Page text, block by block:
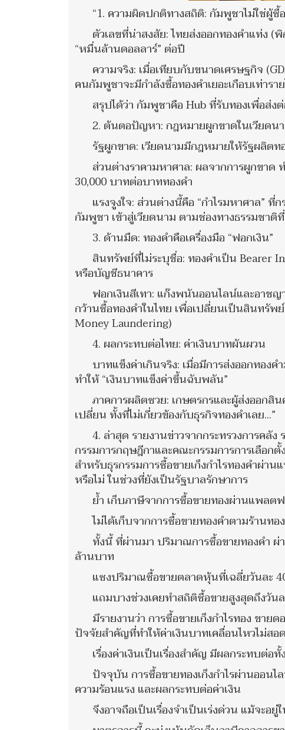
“1. ความผิดปกติทางสถิติ: กัมพูชาไม่ใช่ผู้ซื้
ตัวเลขที่น่าสงสัย: ไทยส่งออกทองคำแท่ง
“หมื่นล้านดอลลาร์” ต่อปี
ความจริง: เมื่อเทียบกับขนาดเศรษฐกิจ
คนกัมพูชาจะมีกำลังซื้อทองคำเยอะเกือบเท่ารา
สรุปได้ว่า กัมพูชาคือ Hub ที่รับทองเพื่อส่ง
2. ต้นตอปัญหา: กฎหมายผูกขาดในเวียดน
รัฐผูกขาด: เวียดนามมีกฎหมายให้รัฐผลิตท
ส่วนต่างราคามหาศาล: ผลจากการผูกขาด
30,000 บาทต่อบาททองคำ
แรงจูงใจ: ส่วนต่างนี้คือ “กำไรมหาศาล”
กัมพูชา เข้าสู่เวียดนาม ตามช่องทางธรรมชา
3. ด้านมืด: ทองคำคือเครื่องมือ “ฟอกเงิน”
สินทรัพย์ที่ไม่ระบุชื่อ: ทองคำเป็น Bearer
หรือบัญชีธนาคาร
ฟอกเงินสีเทา: แก๊งพนันออนไลน์และอาช
กว้านซื้อทองคำในไทย เพื่อเปลี่ยนเป็นสินทรัพ
Money Laundering)
4. ผลกระทบต่อไทย: ค่าเงินบาทผันผวน
บาทแข็งค่าเกินจริง: เมื่อมีการส่งออกทอง
ทำให้ “เงินบาทแข็งค่าขึ้นฉับพลัน”
ภาคการผลิตซวย: เกษตรกรและผู้ส่งออกสิ
เปลี่ยน ทั้งที่ไม่เกี่ยวข้องกับธุรกิจทองคำเลย...”
4. ล่าสุด รายงานข่าวจากกระทรวงการคลัง
กรรมการกฤษฎีกาและคณะกรรมการการเลือก
สำหรับธุรกรรมการซื้อขายเก็งกำไรทองคำผ่
หรือไม่ ในช่วงที่ยังเป็นรัฐบาลรักษาการ
ย้ำ เก็บภาษีจากการซื้อขายทองผ่านแพลต
ไม่ได้เก็บจากการซื้อขายทองคำตามร้านทอ
ทั้งนี้ ที่ผ่านมา ปริมาณการซื้อขายทองคำ
ล้านบาท
แซงปริมาณซื้อขายตลาดหุ้นที่เฉลี่ยวันละ
แถมบางช่วงเคยทำสถิติซื้อขายสูงสุดถึงวัน
มีรายงานว่า การซื้อขายเก็งกำไรทอง ขา
ปัจจัยสำคัญที่ทำให้ค่าเงินบาทเคลื่อนไหวไม่ส
เรื่องค่าเงินเป็นเรื่องสำคัญ มีผลกระทบต่อ
ปัจจุบัน การซื้อขายทองเก็งกำไรผ่านออน
ความร้อนแรง และผลกระทบต่อค่าเงิน
จึงอาจถือเป็นเรื่องจำเป็นเร่งด่วน แม้จะอ